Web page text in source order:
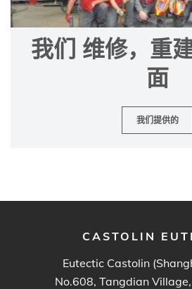
我们 维修，重
面
我们提供的
CASTOLIN
Eutectic Castolin
No.608, Tangdian